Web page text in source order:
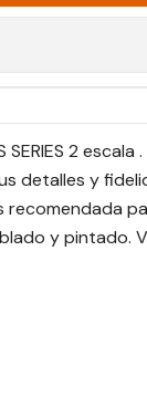
SERIES 2
detalles y
recomendada
y pintado.